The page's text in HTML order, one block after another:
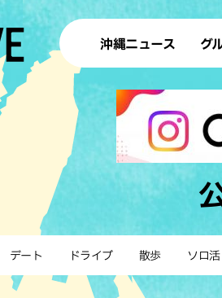
沖縄ニュース グ
ラ
テイ
すし
沖
ステー
デート ドライブ 散歩 ソロ活